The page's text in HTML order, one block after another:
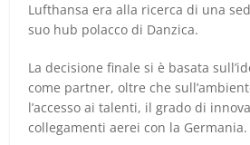
Lufthansa era alla ricerca di una
suo hub polacco di Danzica.
La decisione finale si è basata
come partner, oltre che
l’accesso ai talenti, il grado di
collegamenti aerei con la Germania.